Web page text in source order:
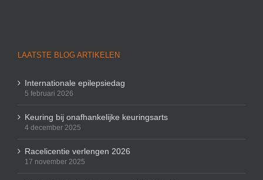
LAATSTE BLOG ARTIKELEN
Internationale epilepsiedag
5 februari 2026
Keuring bij onafhankelijke keuringsarts
4 december 2025
Racelicentie verlengen 2026
17 november 2025